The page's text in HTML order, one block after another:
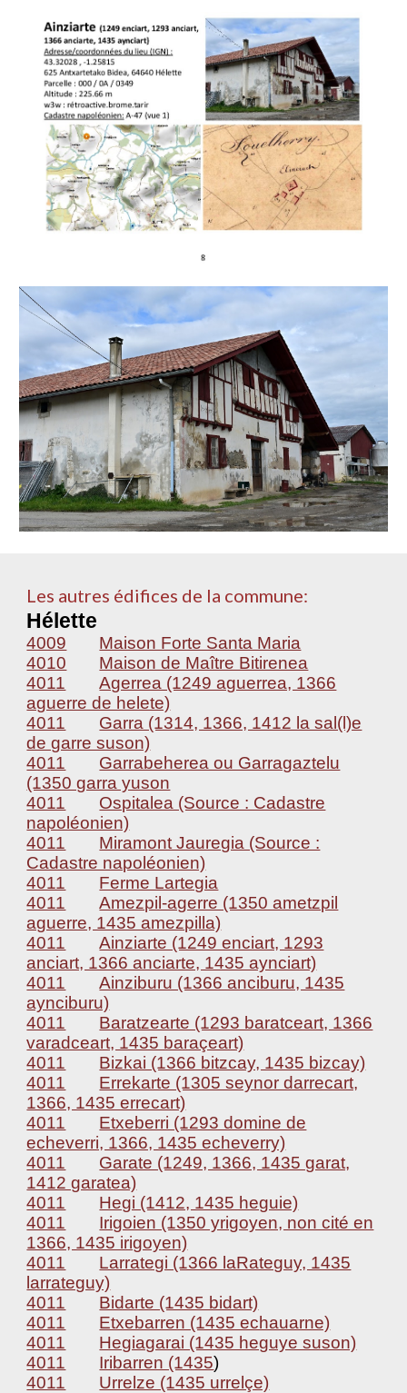
Les autres édifices de la commune:
Hélette
4009
Maison Forte Santa Maria
4010
Maison de Maître Bitirenea
4011
Agerrea (1249 aguerrea, 1366
aguerre de helete)
4011
Garra (1314, 1366, 1412 la sal(l)e
de garre suson)
4011
Garrabeherea ou Garragaztelu
(1350 garra yuson
4011
Ospitalea (Source : Cadastre
napoléonien)
4011
Miramont Jauregia (Source :
Cadastre napoléonien)
4011
Ferme Lartegia
4011
Amezpil-agerre (1350 ametzpil
aguerre, 1435 amezpilla)
4011
Ainziarte (1249 enciart, 1293
anciart, 1366 anciarte, 1435 aynciart)
4011
Ainziburu (1366 anciburu, 1435
aynciburu)
4011
Baratzearte (1293 baratceart, 1366
varadceart, 1435 baraçeart)
4011
Bizkai (1366 bitzcay, 1435 bizcay)
4011
Errekarte (1305 seynor darrecart,
1366, 1435 errecart)
4011
Etxeberri (1293 domine de
echeverri, 1366, 1435 echeverry)
4011
Garate (1249, 1366, 1435 garat,
1412 garatea)
4011
Hegi (1412, 1435 heguie)
4011
Irigoien (1350 yrigoyen, non cité en
1366, 1435 irigoyen)
4011
Larrategi (1366 laRateguy, 1435
larrateguy)
4011
Bidarte (1435 bidart)
4011
Etxebarren (1435 echauarne)
4011
Hegiagarai (1435 heguye suson)
4011
Iribarren (1435)
4011
Urrelze (1435 urrelçe)